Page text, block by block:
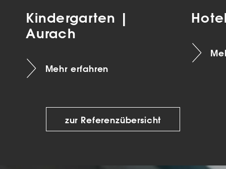
Kindergarten |
Aurach
Mehr erfahren
zur Referenzübersicht